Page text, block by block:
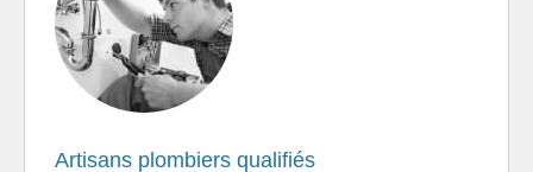
Artisans plombiers qualifiés